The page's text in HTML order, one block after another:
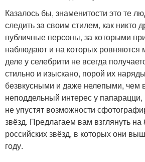
Казалось бы, знаменитости это те
следить за своим стилем, как никто
публичные персоны, за которыми
наблюдают и на которых
деле у селебрити не всегда
стильно и изыскано, порой их
безвкусными и даже нелепыми, чем
неподдельный интерес у папарацци,
не упустят возможности
звёзд. Предлагаем вам взглянуть
российских звёзд, в которых они
году.